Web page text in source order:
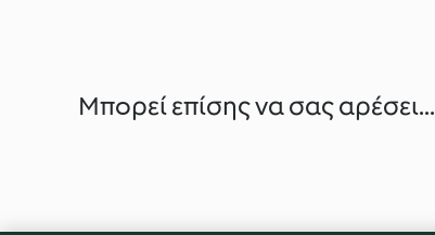
Μπορεί επίσης να σας αρέσει...